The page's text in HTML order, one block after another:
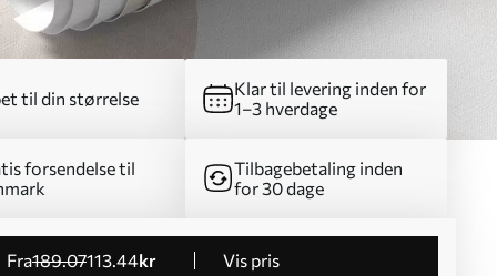
til din størrelse
Klar til levering inden for
1–3 hverdage
forsendelse til
Tilbagebetaling inden
for 30 dage
fra189.07113.44kr
Vis pris